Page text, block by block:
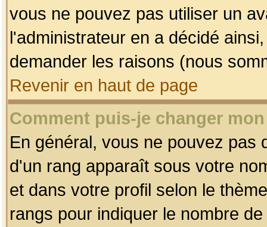
vous ne pouvez pas utiliser un
l'administrateur en a décidé
demander les raisons (nous
Revenir en haut de page
Comment puis-je changer
En général, vous ne pouvez pas
d'un rang apparaît sous votre
et dans votre profil selon le
rangs pour indiquer le nombre